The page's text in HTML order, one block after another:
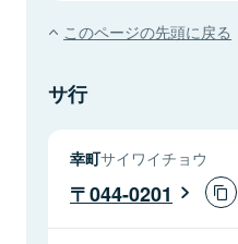
このページの先頭に戻る
サ行
幸町サイワイチョウ
044-0201